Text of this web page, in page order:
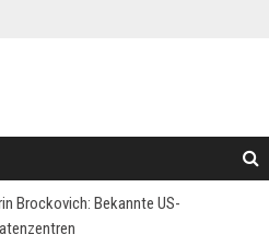
Brockovich: Bekannte US-